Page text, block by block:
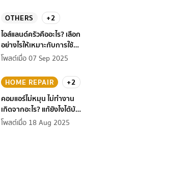
OTHERS
+2
ไอส์แลนด์ครัวคืออะไร? เลือก
อย่างไรให้เหมาะกับการใช้
งานที่บ้าน
โพสต์เมื่อ 07 Sep 2025
HOME REPAIR
+2
คอมแอร์ไม่หมุน ไม่ทํางาน
เกิดจากอะไร? แก้ยังไงได้บ้าง
ก่อนแอร์พัง!
โพสต์เมื่อ 18 Aug 2025